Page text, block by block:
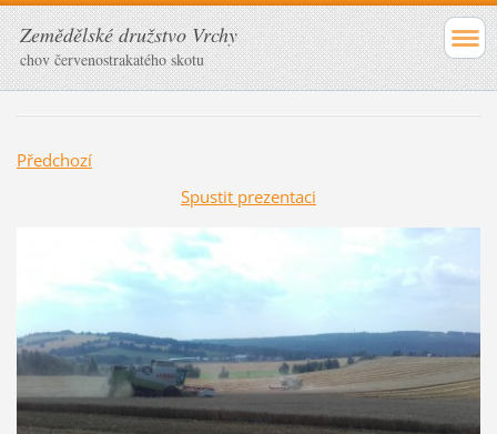
Zemědělské družstvo Vrchy
chov červenostrakatého skotu
Předchozí
Spustit prezentaci